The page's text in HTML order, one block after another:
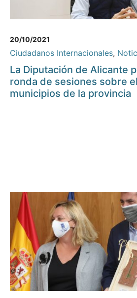
20/10/2021
Ciudadanos Internacionales,
La Diputación de Alicante
ronda de sesiones sobre
municipios de la provincia